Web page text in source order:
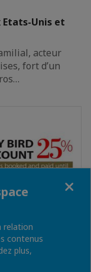
Etats-Unis et
acteur
fort d’un
relation
contenus
plus,